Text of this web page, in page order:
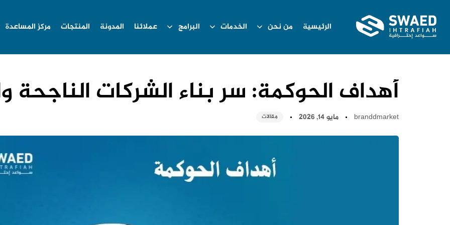
الرئيسية من نحن الخدمات البرامج عملائنا المدونة المنتجات مركز المساعدة
أهداف الحوكمة: سر بناء الشركات الناجحة
branddmarket
مايو 14, 2026
مقالات